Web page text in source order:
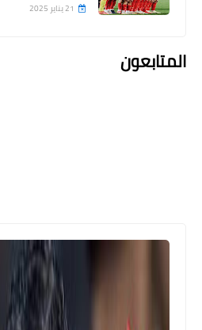
21 يناير 2025
المتابعون
Egypt